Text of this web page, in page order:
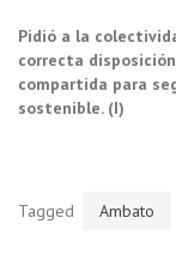
Pidió a la
correcta
compartida para
sostenible. (I)
Tagged Ambato